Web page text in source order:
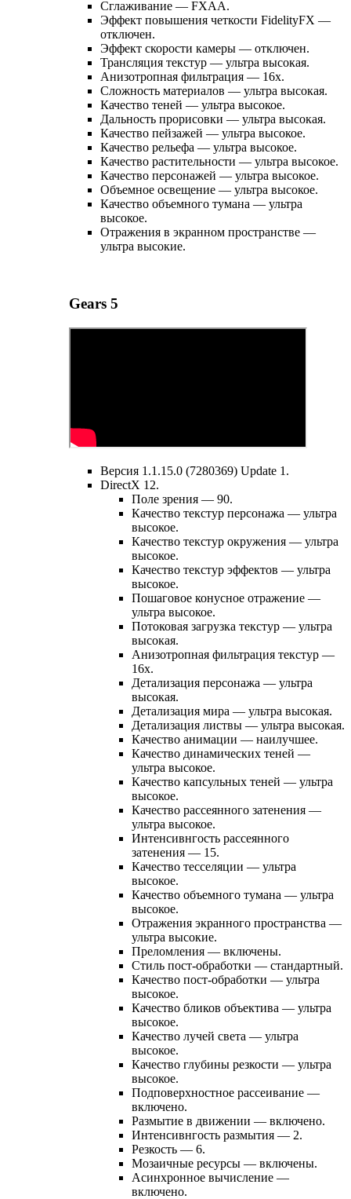
Сглаживание — FXAA.
Эффект повышения четкости FidelityFX —
отключен.
Эффект скорости камеры — отключен.
Трансляция текстур — ультра высокая.
Анизотропная фильтрация — 16х.
Сложность материалов — ультра высокая.
Качество теней — ультра высокое.
Дальность прорисовки — ультра высокая.
Качество пейзажей — ультра высокое.
Качество рельефа — ультра высокое.
Качество растительности — ультра высокое.
Качество персонажей — ультра высокое.
Объемное освещение — ультра высокое.
Качество объемного тумана — ультра
высокое.
Отражения в экранном пространстве —
ультра высокие.
Gears 5
Версия 1.1.15.0 (7280369) Update 1.
DirectX 12.
Поле зрения — 90.
Качество текстур персонажа — ультра
высокое.
Качество текстур окружения — ультра
высокое.
Качество текстур эффектов — ультра
высокое.
Пошаговое конусное отражение —
ультра высокое.
Потоковая загрузка текстур — ультра
высокая.
Анизотропная фильтрация текстур —
16х.
Детализация персонажа — ультра
высокая.
Детализация мира — ультра высокая.
Детализация листвы — ультра высокая.
Качество анимации — наилучшее.
Качество динамических теней —
ультра высокое.
Качество капсульных теней — ультра
высокое.
Качество рассеянного затенения —
ультра высокое.
Интенсивнгость рассеянного
затенения — 15.
Качество тесселяции — ультра
высокое.
Качество объемного тумана — ультра
высокое.
Отражения экранного пространства —
ультра высокие.
Преломления — включены.
Стиль пост-обработки — стандартный.
Качество пост-обработки — ультра
высокое.
Качество бликов объектива — ультра
высокое.
Качество лучей света — ультра
высокое.
Качество глубины резкости — ультра
высокое.
Подповерхностное рассеивание —
включено.
Размытие в движении — включено.
Интенсивнгость размытия — 2.
Резкость — 6.
Мозаичные ресурсы — включены.
Асинхронное вычисление —
включено.